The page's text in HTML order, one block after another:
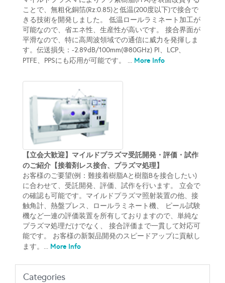
ことで、無粗化銅箔(Rz:0.85)と低温(200度以下)で接合で
きる技術を開発しました。 低温ロールラミネート加工が
可能なので、省エネ性、生産性が高いです。 接合界面が
平滑なので、特に高周波領域での通信に威力を発揮しま
す。伝送損失：-2.89dB/100mm(@80GHz) PI、LCP、
PTFE、PPSにも応用が可能です。 ... More Info
【立会大歓迎】マイルドプラズマ受託開発・評価・試作
のご紹介【接着剤レス接合、プラズマ処理】
お客様のご要望(例：難接着樹脂Aと樹脂Bを接合したい)
に合わせて、受託開発、評価、試作を行います。 立会で
の確認も可能です。マイルドプラズマ照射装置の他、接
触角計、熱盤プレス、ロールラミネート機、 ピール試験
機など一連の評価装置を所有しておりますので、単純な
プラズマ処理だけでなく、 接合評価まで一貫して対応可
能です。 お客様の新製品開発のスピードアップに貢献し
ます。... More Info
Categories